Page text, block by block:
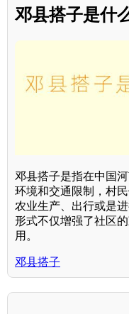
邓县搭子是什
邓县搭子是指在中国
环境和交通限制，村
农业生产、出行或是
形式不仅增强了社区
用。
邓县搭子